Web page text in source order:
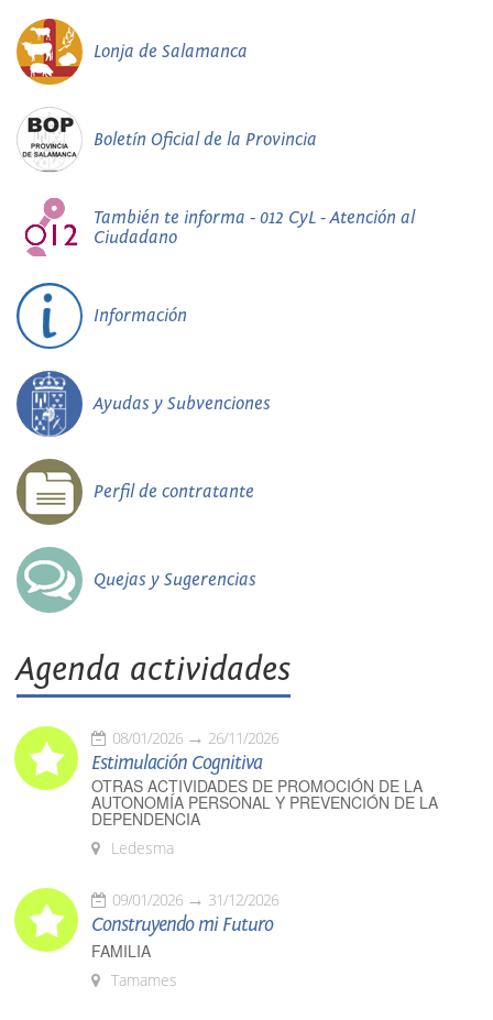
Lonja de Salamanca
Boletín Oficial de la Provincia
También te informa - 012 CyL - Atención al
Ciudadano
Información
Ayudas y Subvenciones
Perfil de contratante
Quejas y Sugerencias
Agenda actividades
08/01/2026 26/11/2026
Estimulación Cognitiva
OTRAS ACTIVIDADES DE PROMOCIÓN DE LA
AUTONOMÍA PERSONAL Y PREVENCIÓN DE LA
DEPENDENCIA
Ledesma
09/01/2026 31/12/2026
Construyendo mi Futuro
FAMILIA
Tamames